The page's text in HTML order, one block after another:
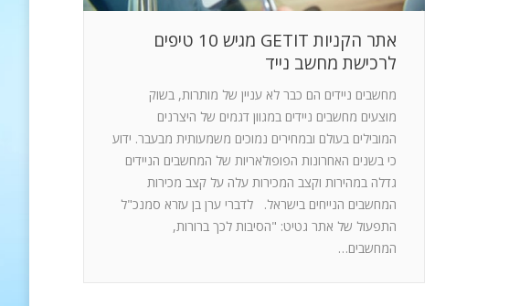
אתר הקניות GETIT מגיש 10 טיפים
לרכישת מחשב נייד
מחשבים ניידים הם כבר לא עניין של מותרות, בשוק
מוצעים מחשבים ניידים במגוון דגמים של היצרנים
המובילים בעולם ובמחירים נמוכים משמעותית מבעבר. ידוע
כי בשנים האחרונות הפופולאריות של המחשבים הניידים
גדלה במהירות וקצב המכירות עלה על קצב מכירות
המחשבים הנייחים בישראל. לדברי ערן בן עזרא סמנכ"ל
התפעול של אתר גטיט: "הסיבות לכך ברורות,
המחשבים…